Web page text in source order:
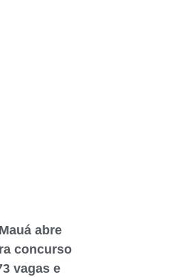
abre
concurso
vagas e